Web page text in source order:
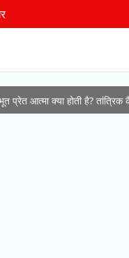
क्या होती है? तांत्रिक